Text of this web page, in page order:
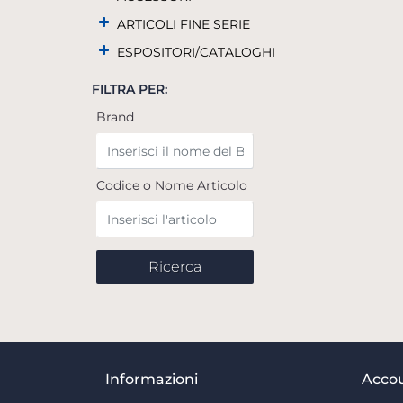
ARTICOLI FINE SERIE
ESPOSITORI/CATALOGHI
FILTRA PER:
Brand
Codice o Nome Articolo
Informazioni